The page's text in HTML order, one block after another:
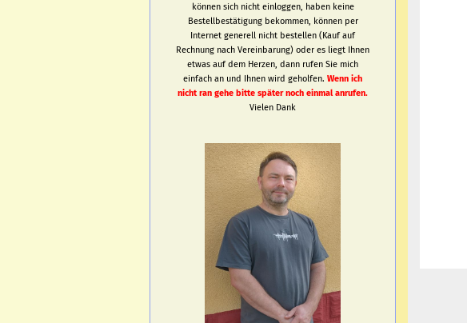
können sich nicht einloggen, haben keine
Bestellbestätigung bekommen, können per
Internet generell nicht bestellen (Kauf auf
Rechnung nach Vereinbarung) oder es liegt Ihnen
etwas auf dem Herzen, dann rufen Sie mich
einfach an und Ihnen wird geholfen.Wenn ich
nicht ran gehe bitte später noch einmal anrufen.
Vielen Dank